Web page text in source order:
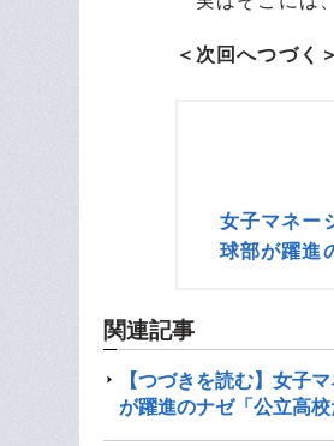
＜次回へつづく＞
女子マネー
球部が躍進
関連記事
【つづきを読む】女子
が躍進のナゼ「公立高